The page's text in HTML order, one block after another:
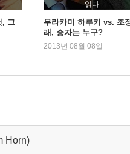
문은 분노를 일으킨다
을 지적할 때 해서는 안 되는 말
으로 바꿔주는 한마디 말
상대방이 판단하도록 만들라
현이 인생을 바꾼다
표현은 질문으로 되돌려주라
당신의 해석에 달려 있다
, 그
읽다
무라카미 하루키 vs. 조
래, 승자는 누구?
2013년 08월 08일
Horn)